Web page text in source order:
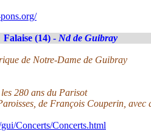
Falaise (14) - Nd de Guibray
de Notre-Dame de Guibray
280 ans du Parisot
de François Couperin, avec
Concerts/Concerts.html